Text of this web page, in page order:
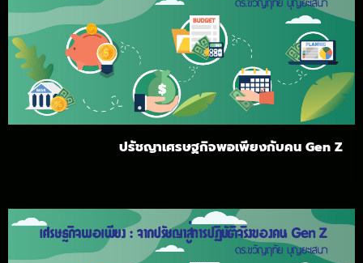
ปรัชญาเศรษฐกิจพอเพียงกับคน Gen Z